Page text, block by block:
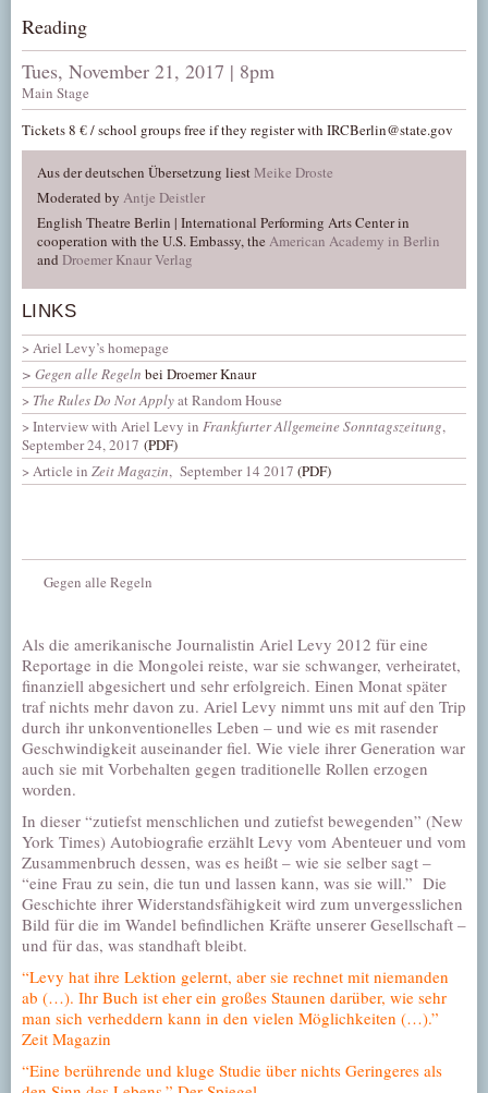
Reading
Tues, November 21, 2017 | 8pm
Main Stage
Tickets 8 € / school groups free if they register with IRCBerlin@state.gov
Aus der deutschen Übersetzung liestMeike Droste
Moderated by Antje Deistler
English Theatre Berlin | International Performing Arts Center in
cooperation with the U.S. Embassy, the American Academy in Berlin
and Droemer Knaur Verlag
LINKS
Ariel Levy’s homepage
Gegen alle Regeln bei Droemer Knaur
The Rules Do Not Applyat Random House
Interview with Ariel Levy in Frankfurter Allgemeine Sonntagszeitung,
September 24, 2017 (PDF)
Article in Zeit Magazin, September 14 2017 (PDF)
Gegen alle Regeln
Als die amerikanische Journalistin Ariel Levy 2012 für eine
Reportage in die Mongolei reiste, war sie schwanger, verheiratet,
finanziell abgesichert und sehr erfolgreich. Einen Monat später
traf nichts mehr davon zu. Ariel Levy nimmt uns mit auf den Trip
durch ihr unkonventionelles Leben – und wie es mit rasender
Geschwindigkeit auseinander fiel. Wie viele ihrer Generation war
auch sie mit Vorbehalten gegen traditionelle Rollen erzogen
worden.
In dieser “zutiefst menschlichen und zutiefst bewegenden” (New
York Times) Autobiografie erzählt Levy vom Abenteuer und vom
Zusammenbruch dessen, was es heißt – wie sie selber sagt –
“eine Frau zu sein, die tun und lassen kann, was sie will.” Die
Geschichte ihrer Widerstandsfähigkeit wird zum unvergesslichen
Bild für die im Wandel befindlichen Kräfte unserer Gesellschaft –
und für das, was standhaft bleibt.
“Levy hat ihre Lektion gelernt, aber sie rechnet mit niemanden
ab (…). Ihr Buch ist eher ein großes Staunen darüber, wie sehr
man sich verheddern kann in den vielen Möglichkeiten (…).”
Zeit Magazin
“Eine berührende und kluge Studie über nichts Geringeres als